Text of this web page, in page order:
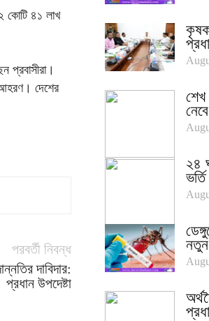
কোটি ৪১ লাখ
প্রবাসীরা।
আহরণ। দেশের
পরবর্তী নিবন্ধ
দাবিদার:
প্রধান উপদেষ্টা
শেখ
২৪
ভর্তি